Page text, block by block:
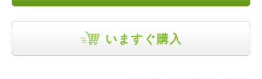
いますぐ購入